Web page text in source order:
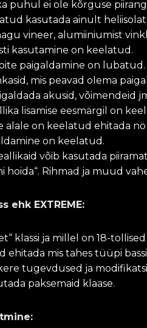
puhul ei ole kõrguse
kasutada ainult
vineer, alumiiniumist
kasutamine on keelatud.
paigaldamine on lubatud.
mis peavad olema
akusid, võimendeid
lisamise eesmärgil on
on keelatud ehitada nö
on keelatud.
võib kasutada
Rihmad ja muud
ehk EXTREME:
klassi ja millel on 18-
mis tahes tüüpi
tugevdused ja
paksemaid klaase.